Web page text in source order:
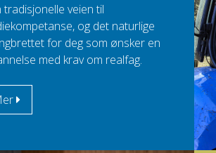
tradisjonelle veien til
og det naturlige
for deg som ønsker en
med krav om realfag.